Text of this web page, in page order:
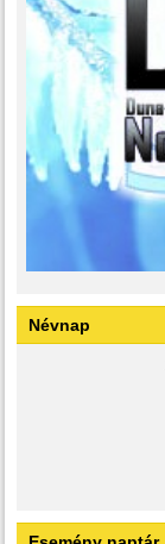
Névnap